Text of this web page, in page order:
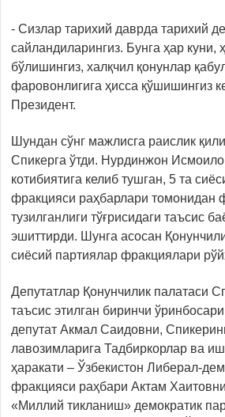
- Сизлар тарихий даврда тарихий
сайландиларингиз. Бунга ҳар куни,
бўлишингиз, халқчил қонунлар
фаровонлигига ҳисса қўшишингиз
Президент.
Шундан сўнг мажлисга раислик
Спикерга ўтди. Нурдинжон
котибиятига келиб тушган, 5 та
фракцияси раҳбарлари томонидан
тузилганлиги тўғрисидаги таъсис
эшиттирди. Шунга асосан
сиёсий партиялар фракциялари
Депутатлар Қонунчилик палатаси
таъсис этилган биринчи
депутат Акмал Саидовни,
лавозимларига Тадбиркорлар ва
ҳаракати – Ўзбекистон Либерал-
фракцияси раҳбари Актам
«Миллий тикланиш» демократик